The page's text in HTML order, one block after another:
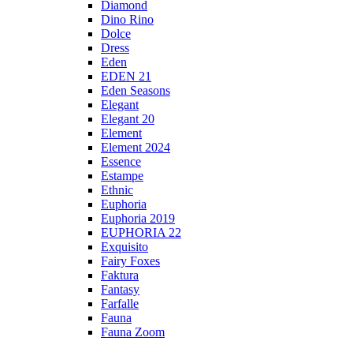
Diamond
Dino Rino
Dolce
Dress
Eden
EDEN 21
Eden Seasons
Elegant
Elegant 20
Element
Element 2024
Essence
Estampe
Ethnic
Euphoria
Euphoria 2019
EUPHORIA 22
Exquisito
Fairy Foxes
Faktura
Fantasy
Farfalle
Fauna
Fauna Zoom